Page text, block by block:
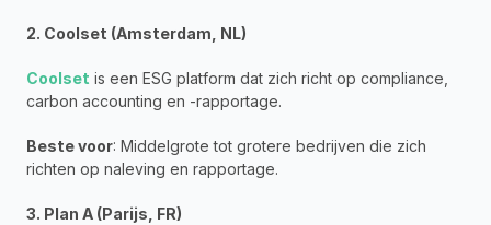
2. Coolset (Amsterdam, NL)
Coolset is een ESG platform dat zich richt op compliance,
carbon accounting en -rapportage.
Beste voor: Middelgrote tot grotere bedrijven die zich
richten op naleving en rapportage.
3. Plan A (Parijs, FR)